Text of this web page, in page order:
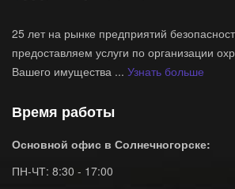
25 лет на рынке предприятий
предоставляем услуги по организации
Вашего имущества ... Узнать больше
Время работы
Основной офис в Солнечногорске:
ПН-ЧТ: 8:30 - 17:00